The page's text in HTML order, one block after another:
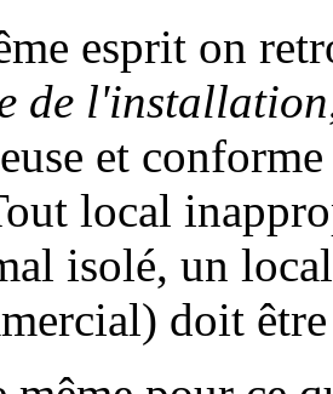
esprit on
de l'installation
et
local
isolé, un
doit